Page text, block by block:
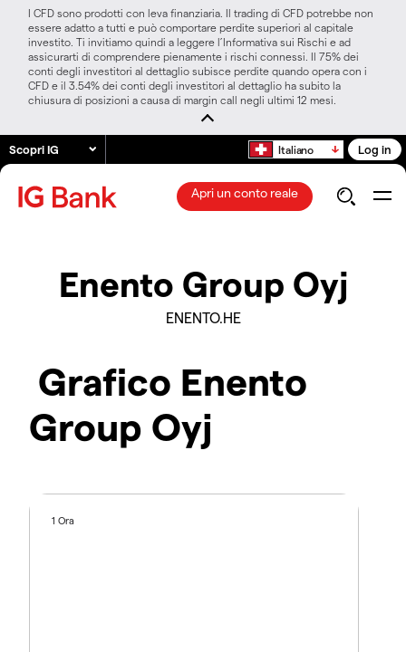
I CFD sono prodotti con leva finanziaria. Il trading di CFD potrebbe non
essere adatto a tutti e può comportare perdite superiori al capitale
investito. Ti invitiamo quindi a leggere l’Informativa sui Rischi e ad
assicurarti di comprendere pienamente i rischi connessi. Il 75% dei
conti degli investitori al dettaglio subisce perdite quando opera con i
CFD e il 3.54% dei conti degli investitori al dettaglio ha subito la
chiusura di posizioni a causa di margin call negli ultimi 12 mesi.
Scopri IG Italiano Log in
Apri un conto reale
Enento Group Oyj
ENENTO.HE
Grafico Enento
Group Oyj
1 Ora